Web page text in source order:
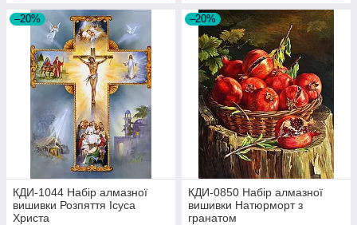
–20%
КДИ-1044 Набір алмазної
вишивки Розпяття Ісуса
Христа
–20%
КДИ-0850 Набір алмазної
вишивки Натюрморт з
гранатом